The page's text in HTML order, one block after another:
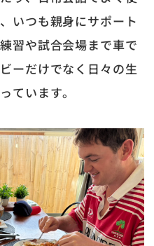
いつも親身にサポート
習や試合会場まで車で
ーだけでなく日々の生
ています。